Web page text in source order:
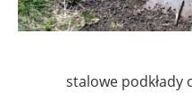
stalowe podkłady